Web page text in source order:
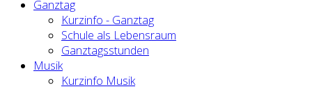
Ganztag
Kurzinfo - Ganztag
Schule als Lebensraum
Ganztagsstunden
Musik
Kurzinfo Musik